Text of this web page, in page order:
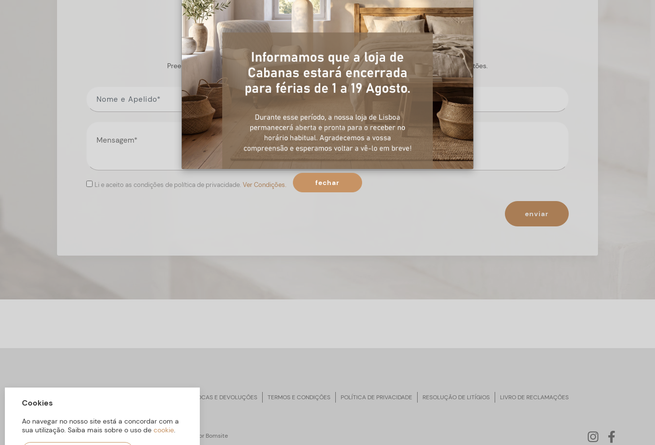
+ informações
Preencha o formulário, e num curto espaço de tempo, temos respostas para todas as suas questões.
Li e aceito as condições de política de privacidade. Ver Condições.
enviar
TROCAS E DEVOLUÇÕES TERMOS E CONDIÇÕES POLÍTICA DE PRIVACIDADE RESOLUÇÃO DE LITÍGIOS LIVRO DE RECLAMAÇÕES
ARBORETTO © Todos os Direitos Reservados | Desenvolvido por Bomsite
Cookies
Ao navegar no nosso site está a concordar com a
sua utilização. Saiba mais sobre o uso de cookie.
fechar